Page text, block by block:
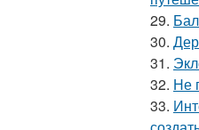
29.
30.
31.
32. Не
33.